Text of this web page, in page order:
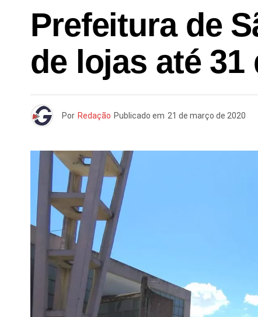
Prefeitura de
de lojas até 31
Por Redação Publicado em 21 de março de 2020